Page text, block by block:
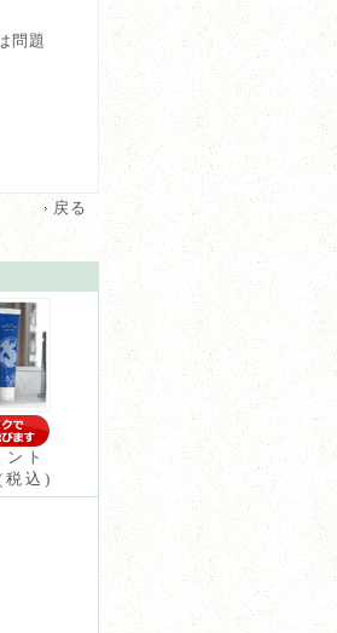
問題
戻る
ト
税込)